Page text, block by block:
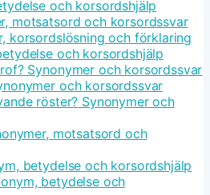
och korsordshjälp
motsatsord och korsordssvar
korsordslösning och förklaring
och korsordshjälp
Synonymer och korsordssvar
och korsordssvar
röster? Synonymer och
motsatsord och
betydelse och korsordshjälp
betydelse och